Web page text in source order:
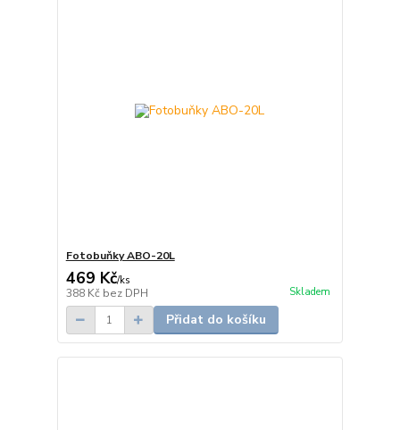
Fotobuňky ABO-20L
469 Kč/ks
388 Kč bez DPH Skladem
Přidat do košíku